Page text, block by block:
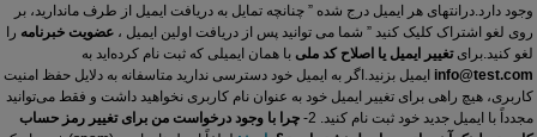
وجود دارد.درانتهای هر ایمیل درج شده ” چنانچه تمایل به دریافت ایمیل از طرف ماندارید، بر
روی لغو اشتراک کلیک کنید ” شما می توانید پس از دریافت اولین ایمیل ، عضویت خبرنامه را
لغو کنید.برایتغییر ایمیل یا اصلاح کد ملی با همان ایمیلی که ثبت نام کرده‏‌اید به
info@test.com ایمیل بزنید. اگر به ایمیل خود دسترسی ندارید متاسفانه به دلایل حفظ امنیت
کاربری، هیچ راهی برای تغییر ایمیل خود به عنوان نام کاربری نخواهید داشت و فقط می‌توانید
مجدداً با ایمیل جدید خود ثبت نام کنید. 2- چرا با وجود درخواست من برای تغییر رمز حساب